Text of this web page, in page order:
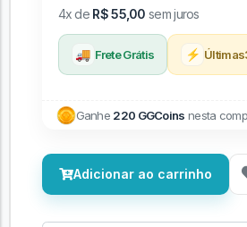
4x de R$ 55,00 sem juros
🚚 Frete Grátis ⚡ Últimas
Ganhe 220 GGCoins nesta
Adicionar ao carrinho